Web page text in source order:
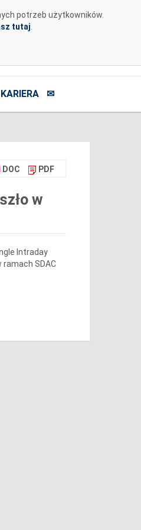
potrzeb użytkowników.
tutaj
KARIERA ✉
DOC PDF
w
Intraday
ramach SDAC